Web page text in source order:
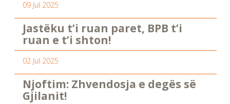
09 Jul 2025
Jastëku t’i ruan paret, BPB t’i
ruan e t’i shton!
02 Jul 2025
Njoftim: Zhvendosja e degës së
Gjilanit!